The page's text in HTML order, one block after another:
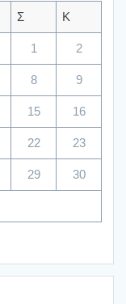
Σ Κ
1 2
8 9
15 16
22 23
29 30